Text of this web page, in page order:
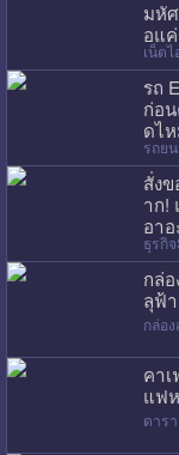
มหั
อแ
เน็ต
รถ
ก่อ
ดไ
รถย
สั่ง
าก!
อา
ธุรกิ
กล่
ลุฟ้
กล่อ
คา
แฟ
ดารา